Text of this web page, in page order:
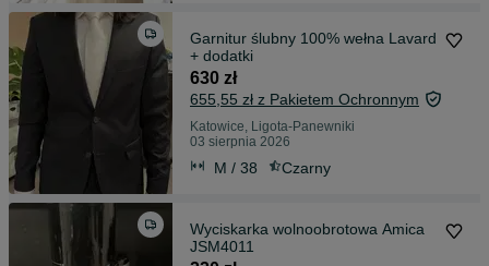
Garnitur ślubny 100% wełna Lavard
+ dodatki
630 zł
655,55 zł z Pakietem Ochronnym
Katowice, Ligota-Panewniki
03 sierpnia 2026
M / 38 Czarny
Wyciskarka wolnoobrotowa Amica
JSM4011